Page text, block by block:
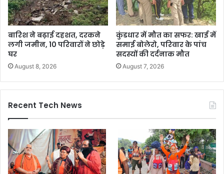
बारिश ने बढ़ाई दहशत, दरकने
लगी जमीन, 10 परिवारों ने छोड़े
घर
August 8, 2026
कुंडधार में मौत का सफर: खाई में
समाई बोलेरो, परिवार के पांच
सदस्यों की दर्दनाक मौत
August 7, 2026
Recent Tech News